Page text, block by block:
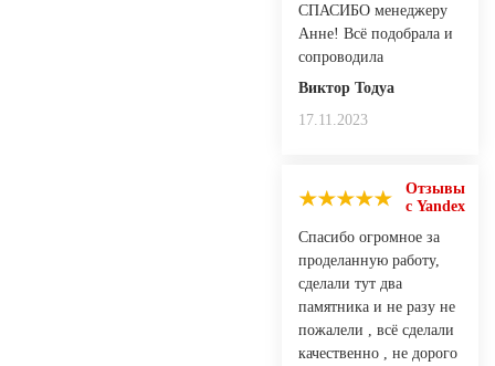
СПАСИБО менеджеру
Анне! Всё подобрала и
сопроводила
Виктор Тодуа
17.11.2023
Отзывы
с Yandex
Спасибо огромное за
проделанную работу,
сделали тут два
памятника и не разу не
пожалели , всё сделали
качественно , не дорого